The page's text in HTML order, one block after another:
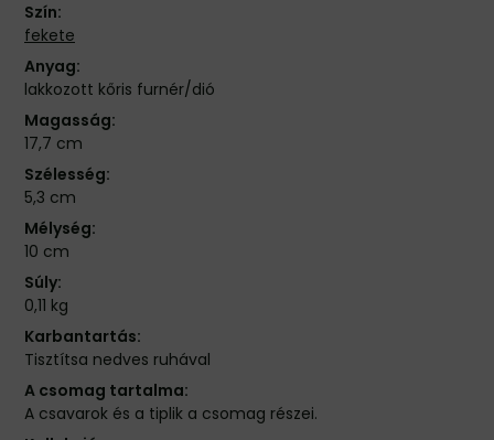
Szín:
fekete
Anyag:
lakkozott kőris furnér/dió
Magasság:
17,7 cm
Szélesség:
5,3 cm
Mélység:
10 cm
Súly:
0,11 kg
Karbantartás:
Tisztítsa nedves ruhával
A csomag tartalma:
A csavarok és a tiplik a csomag részei.